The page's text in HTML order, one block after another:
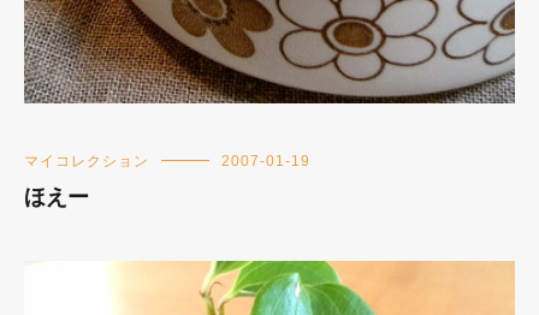
マイコレクション 2007-01-19
ほえー